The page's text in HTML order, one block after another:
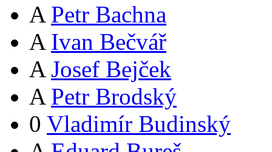
A Petr Bachna
A Ivan Bečvář
A Josef Bejček
A Petr Brodský
0 Vladimír Budinský